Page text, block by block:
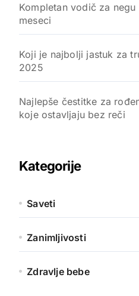
Kompletan vodič za
meseci
Koji je najbolji jastuk za
2025
Najlepše čestitke za
koje ostavljaju bez reči
Kategorije
Saveti
Zanimljivosti
Zdravlje bebe